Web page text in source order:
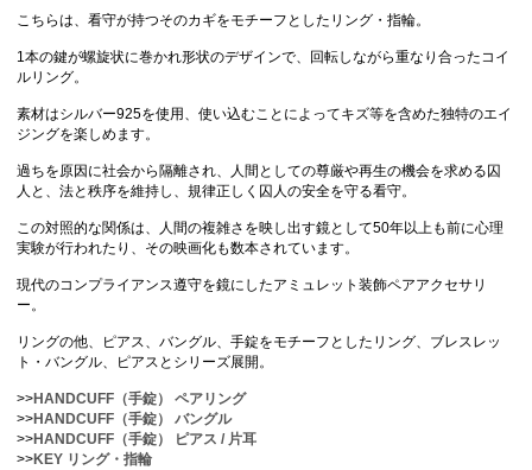
こちらは、看守が持つそのカギをモチーフとしたリング・指輪。
1本の鍵が螺旋状に巻かれ形状のデザインで、回転しながら重なり合ったコイ
ルリング。
素材はシルバー925を使用、使い込むことによってキズ等を含めた独特のエイ
ジングを楽しめます。
過ちを原因に社会から隔離され、人間としての尊厳や再生の機会を求める囚
人と、法と秩序を維持し、規律正しく囚人の安全を守る看守。
この対照的な関係は、人間の複雑さを映し出す鏡として50年以上も前に心理
実験が行われたり、その映画化も数本されています。
現代のコンプライアンス遵守を鏡にしたアミュレット装飾ペアアクセサリ
ー。
リングの他、ピアス、バングル、手錠をモチーフとしたリング、ブレスレッ
ト・バングル、ピアスとシリーズ展開。
>>HANDCUFF（手錠） ペアリング
>>HANDCUFF（手錠） バングル
>>HANDCUFF（手錠） ピアス / 片耳
>>KEY リング・指輪